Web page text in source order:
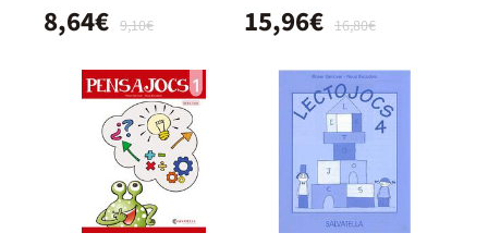
9,10€
8,64€ 16,80€
15,96€